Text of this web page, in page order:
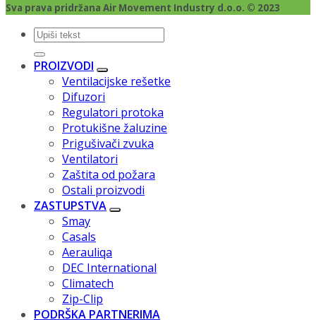
Sva prava pridržana Air Movement Industry d.o.o. © 2023
Pretraži:
PROIZVODI
Ventilacijske rešetke
Difuzori
Regulatori protoka
Protukišne žaluzine
Prigušivači zvuka
Ventilatori
Zaštita od požara
Ostali proizvodi
ZASTUPSTVA
Smay
Casals
Aerauliqa
DEC International
Climatech
Zip-Clip
PODRŠKA PARTNERIMA